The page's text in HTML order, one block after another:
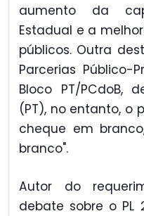
aumento da
Estadual e a
públicos. Outra
Parcerias Público-
Bloco PT/PCdoB,
(PT), no entanto, o
cheque em
branco".
Autor do
debate sobre o PL